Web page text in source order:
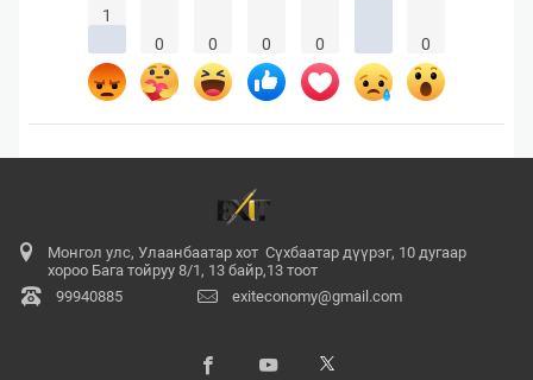
1
0
0 0 0 0
Монгол улс, Улаанбаатар хот Сүхбаатар дүүрэг, 10 дугаар
хороо Бага тойруу 8/1, 13 байр,13 тоот
99940885
exiteconomy@gmail.com